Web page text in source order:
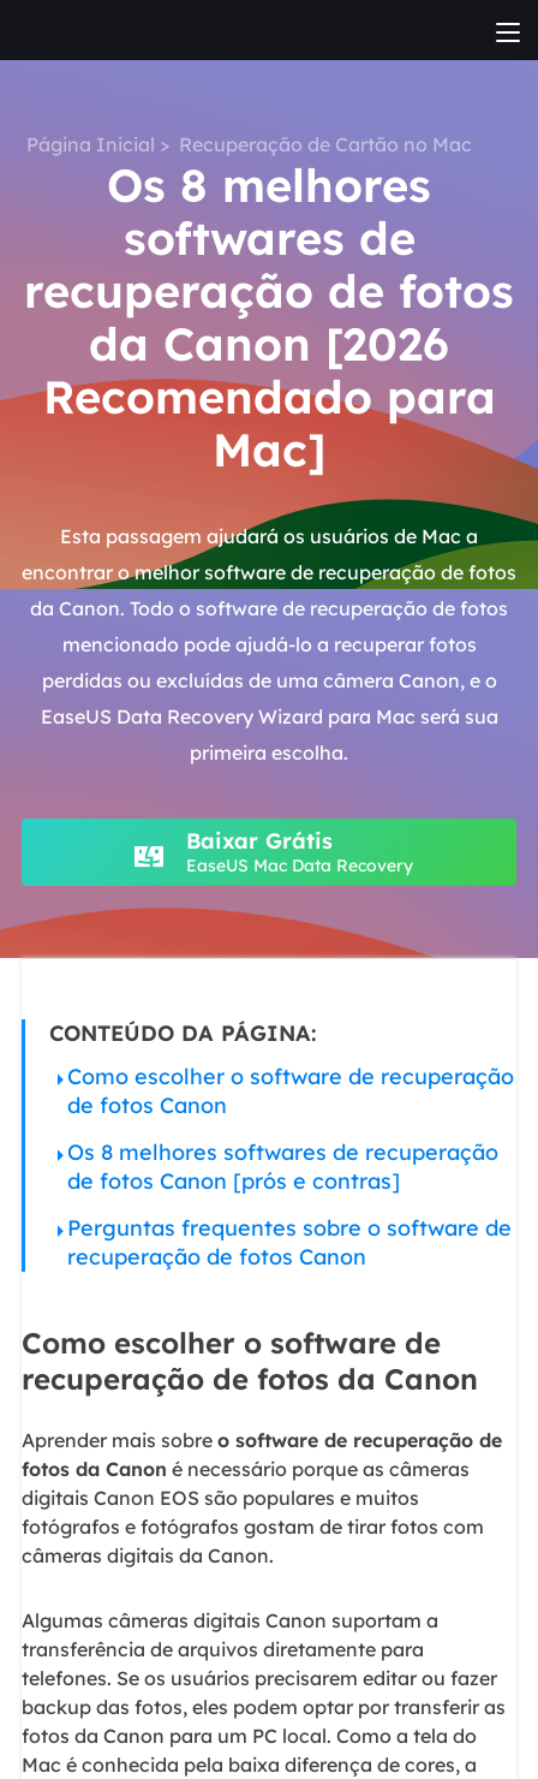
Página Inicial > Recuperação de Cartão no Mac
Os 8 melhores
softwares de
recuperação de fotos
da Canon [2026
Recomendado para
Mac]
Esta passagem ajudará os usuários de Mac a
encontrar o melhor software de recuperação de fotos
da Canon. Todo o software de recuperação de fotos
mencionado pode ajudá-lo a recuperar fotos
perdidas ou excluídas de uma câmera Canon, e o
EaseUS Data Recovery Wizard para Mac será sua
primeira escolha.
Baixar Grátis
EaseUS Mac Data Recovery
CONTEÚDO DA PÁGINA:
Como escolher o software de recuperação
de fotos Canon
Os 8 melhores softwares de recuperação
de fotos Canon [prós e contras]
Perguntas frequentes sobre o software de
recuperação de fotos Canon
Como escolher o software de
recuperação de fotos da Canon
Aprender mais sobre o software de recuperação de
fotos da Canon é necessário porque as câmeras
digitais Canon EOS são populares e muitos
fotógrafos e fotógrafos gostam de tirar fotos com
câmeras digitais da Canon.
Algumas câmeras digitais Canon suportam a
transferência de arquivos diretamente para
telefones. Se os usuários precisarem editar ou fazer
backup das fotos, eles podem optar por transferir as
fotos da Canon para um PC local. Como a tela do
Mac é conhecida pela baixa diferença de cores, a